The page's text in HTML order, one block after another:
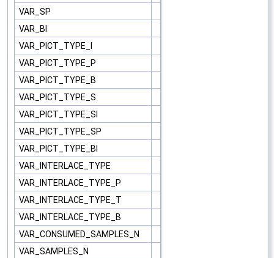
VAR_SP
VAR_BI
VAR_PICT_TYPE_I
VAR_PICT_TYPE_P
VAR_PICT_TYPE_B
VAR_PICT_TYPE_S
VAR_PICT_TYPE_SI
VAR_PICT_TYPE_SP
VAR_PICT_TYPE_BI
VAR_INTERLACE_TYPE
VAR_INTERLACE_TYPE_P
VAR_INTERLACE_TYPE_T
VAR_INTERLACE_TYPE_B
VAR_CONSUMED_SAMPLES_N
VAR_SAMPLES_N